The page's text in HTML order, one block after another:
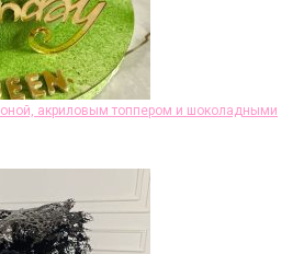
акриловым топпером и шоколадными